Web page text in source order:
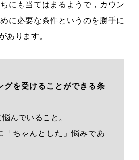
にも当てはまるようで，カウン
に必要な条件というのを勝手に
あります。
グを受けることができる条
悩んでいること。
「ちゃんとした」悩みであ